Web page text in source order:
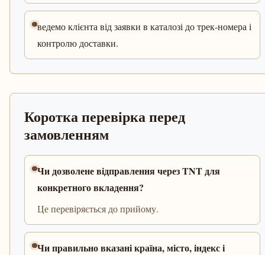
ведемо клієнта від заявки в каталозі до трек-номера і
контролю доставки.
Коротка перевірка перед
замовленням
Чи дозволене відправлення через TNT для
конкретного вкладення?
Це перевіряється до прийому.
Чи правильно вказані країна, місто, індекс і